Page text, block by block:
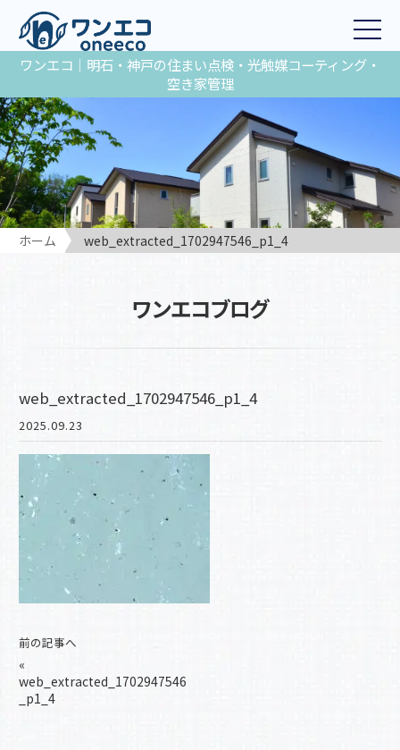
ワンエコ｜明石・神戸の住まい点検・光触媒コーティング・
空き家管理
ホーム web_extracted_1702947546_p1_4
ワンエコブログ
web_extracted_1702947546_p1_4
2025.09.23
前の記事へ
«
web_extracted_1702947546
_p1_4